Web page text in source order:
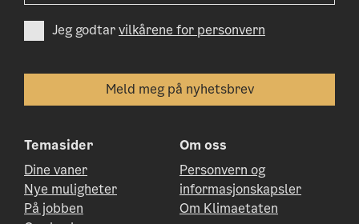
Jeg godtarvilkårene for personvern
Temasider
Dine vaner
Nye muligheter
På jobben
Om oss
Personvern og
informasjonskapsler
Om Klimaetaten